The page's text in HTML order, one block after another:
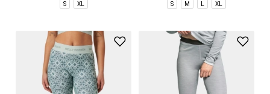
S XL S M XL